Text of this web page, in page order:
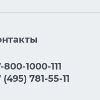
800-1000-111
(495) 781-55-11